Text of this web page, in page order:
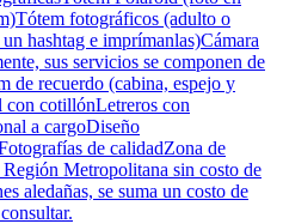
fotográficos (adulto o
hashtag e imprímanlas)Cámara
sus servicios se componen de
de recuerdo (cabina, espejo y
con cotillónLetreros con
a cargoDiseño
de calidadZona de
Metropolitana sin costo de
aledañas, se suma un costo de